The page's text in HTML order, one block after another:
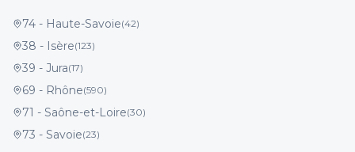
74 - Haute-Savoie(42)
38 - Isère(123)
39 - Jura(17)
69 - Rhône(590)
71 - Saône-et-Loire(30)
73 - Savoie(23)